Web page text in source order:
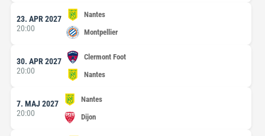
23. APR 2027
20:00
Nantes
Montpellier
30. APR 2027
20:00
Clermont Foot
Nantes
7. MAJ 2027
20:00
Nantes
Dijon